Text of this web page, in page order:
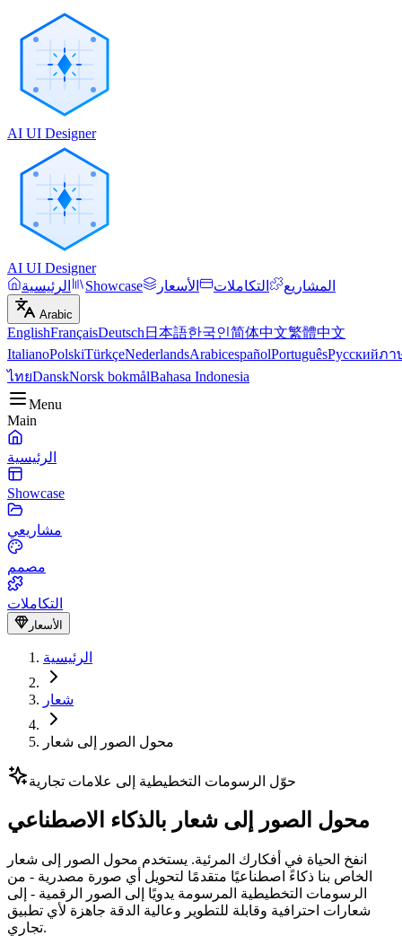
AI UI Designer
AI UI Designer
الرئيسية
Showcase المشاريع التكاملات الأسعار
Arabic
EnglishFrançaisDeutsch 日本語한국인简体中文繁體中文
ItalianoPolskiTürkçeNederlandsArabicespañolPortuguêsРусскийภา
ไทยDanskNorsk bokmålBahasa Indonesia
Menu
Main
الرئيسية
Showcase
مشاريعي
مصمم
التكاملات
الأسعار
الرئيسية
شعار
محول الصور إلى شعار
حوّل الرسومات التخطيطية إلى علامات تجارية
محول الصور إلى شعار بالذكاء الاصطناعي
انفخ الحياة في أفكارك المرئية. يستخدم محول الصور إلى شعار
الخاص بنا ذكاءً اصطناعيًا متقدمًا لتحويل أي صورة مصدرية - من
الرسومات التخطيطية المرسومة يدويًا إلى الصور الرقمية - إلى
شعارات احترافية وقابلة للتطوير وعالية الدقة جاهزة لأي تطبيق
تجاري.